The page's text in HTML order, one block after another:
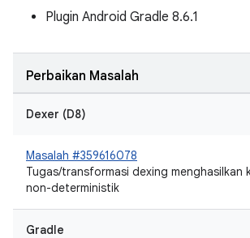
Plugin Android Gradle 8.6.1
Perbaikan Masalah
Dexer (D8)
Masalah #359616078
Tugas/transformasi dexing menghasilkan
non-deterministik
Gradle